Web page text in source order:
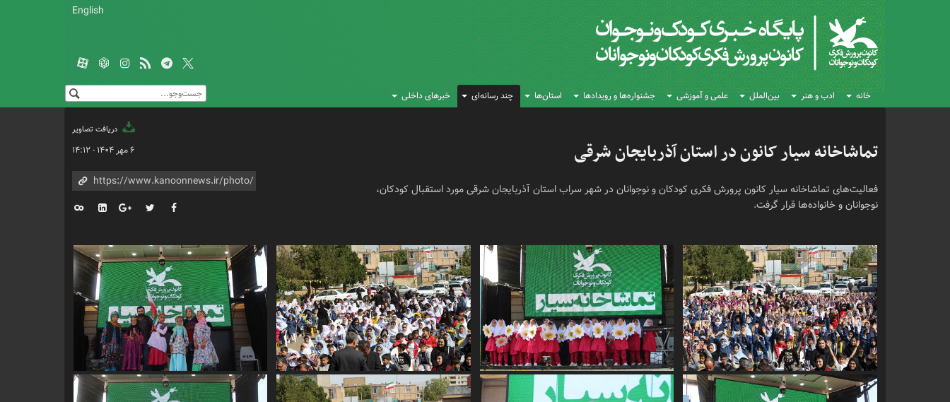
English
خانه ادب و هنر بین‌الملل علمی و آموزشی جشنواره‌ها و رویدادها استان‌ها چند رسانه‌ای خبرهای داخلی
دریافت تصاویر
تماشاخانه سیار کانون در استان آذربایجان شرقی
فعالیت‌های تماشاخانه سیار کانون پرورش فکری کودکان و نوجوانان در شهر سراب استان آذربایجان شرقی مورد استقبال کودکان،
نوجوانان و خانواده‌ها قرار گرفت.
۶ مهر ۱۴۰۴ - ۱۴:۱۲